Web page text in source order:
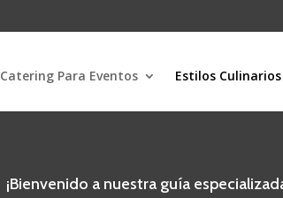
Catering Para Eventos Estilos Culinarios
¡Bienvenido a nuestra guía